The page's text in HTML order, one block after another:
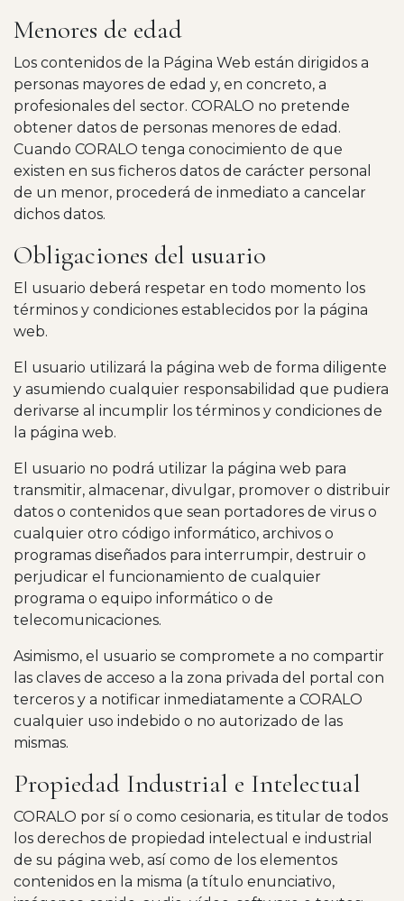
Menores de edad
Los contenidos de la Página Web están dirigidos a
personas mayores de edad y, en concreto, a
profesionales del sector. CORALO no pretende
obtener datos de personas menores de edad.
Cuando CORALO tenga conocimiento de que
existen en sus ficheros datos de carácter personal
de un menor, procederá de inmediato a cancelar
dichos datos.
Obligaciones del usuario
El usuario deberá respetar en todo momento los
términos y condiciones establecidos por la página
web.
El usuario utilizará la página web de forma diligente
y asumiendo cualquier responsabilidad que pudiera
derivarse al incumplir los términos y condiciones de
la página web.
El usuario no podrá utilizar la página web para
transmitir, almacenar, divulgar, promover o distribuir
datos o contenidos que sean portadores de virus o
cualquier otro código informático, archivos o
programas diseñados para interrumpir, destruir o
perjudicar el funcionamiento de cualquier
programa o equipo informático o de
telecomunicaciones.
Asimismo, el usuario se compromete a no compartir
las claves de acceso a la zona privada del portal con
terceros y a notificar inmediatamente a CORALO
cualquier uso indebido o no autorizado de las
mismas.
Propiedad Industrial e Intelectual
CORALO por sí o como cesionaria, es titular de todos
los derechos de propiedad intelectual e industrial
de su página web, así como de los elementos
contenidos en la misma (a título enunciativo,